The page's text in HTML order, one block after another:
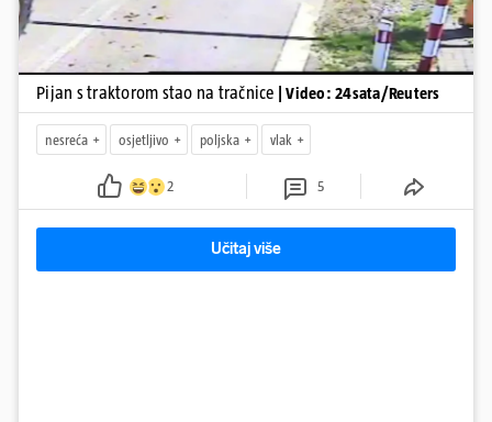
Pijan s traktorom stao na tračnice | Video: 24sata/Reuters
nesreća osjetljivo poljska vlak
2 5
Učitaj više